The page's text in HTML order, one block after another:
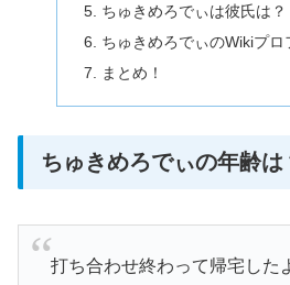
ちゅきめろでぃは彼氏は？
ちゅきめろでぃのWikiプロ
まとめ！
ちゅきめろでぃの年齢は
打ち合わせ終わって帰宅した